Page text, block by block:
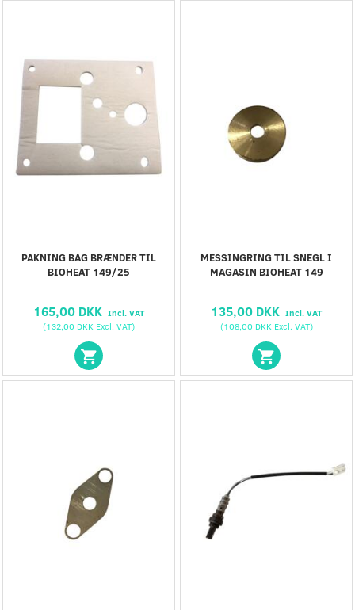
PAKNING BAG BRÆNDER TIL
BIOHEAT 149/25
165,00 DKK Incl. VAT
(132,00 DKK Excl. VAT)
MESSINGRING TIL SNEGL I
MAGASIN BIOHEAT 149
135,00 DKK Incl. VAT
(108,00 DKK Excl. VAT)